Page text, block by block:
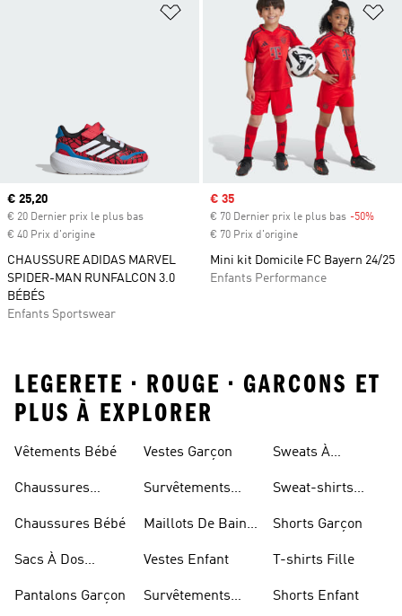
Ajouter à la Liste de produits
Prix actuel
€ 25,20
€ 20 Dernier prix le plus bas
€ 40 Prix d'origine
CHAUSSURE ADIDAS MARVEL
SPIDER-MAN RUNFALCON 3.0
BÉBÉS
Enfants Sportswear
Prix soldé
€ 35
€ 70 Dernier prix le plus bas -50%
€ 70 Prix d'origine
Mini kit Domicile FC Bayern 24/25
Enfants Performance
LEGERETE • ROUGE • GARCONS ET
PLUS À EXPLORER
Vêtements Bébé
Chaussures
Chaussures Bébé
Sacs À Dos
Pantalons Garçon
Vestes Garçon
Survêtements
Maillots De Bain
Vestes Enfant
Survêtements
Sweats À
Sweat-shirts
Shorts Garçon
T-shirts Fille
Shorts Enfant